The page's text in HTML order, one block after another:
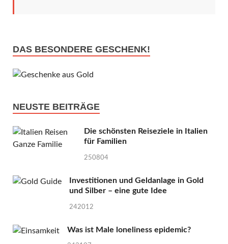
DAS BESONDERE GESCHENK!
NEUSTE BEITRÄGE
Die schönsten Reiseziele in Italien
für Familien
250804
Investitionen und Geldanlage in Gold
und Silber – eine gute Idee
242012
Was ist Male loneliness epidemic?